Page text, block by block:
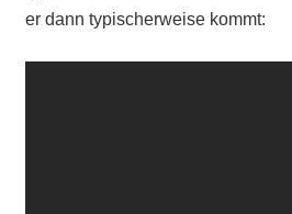
er dann typischerweise kommt: